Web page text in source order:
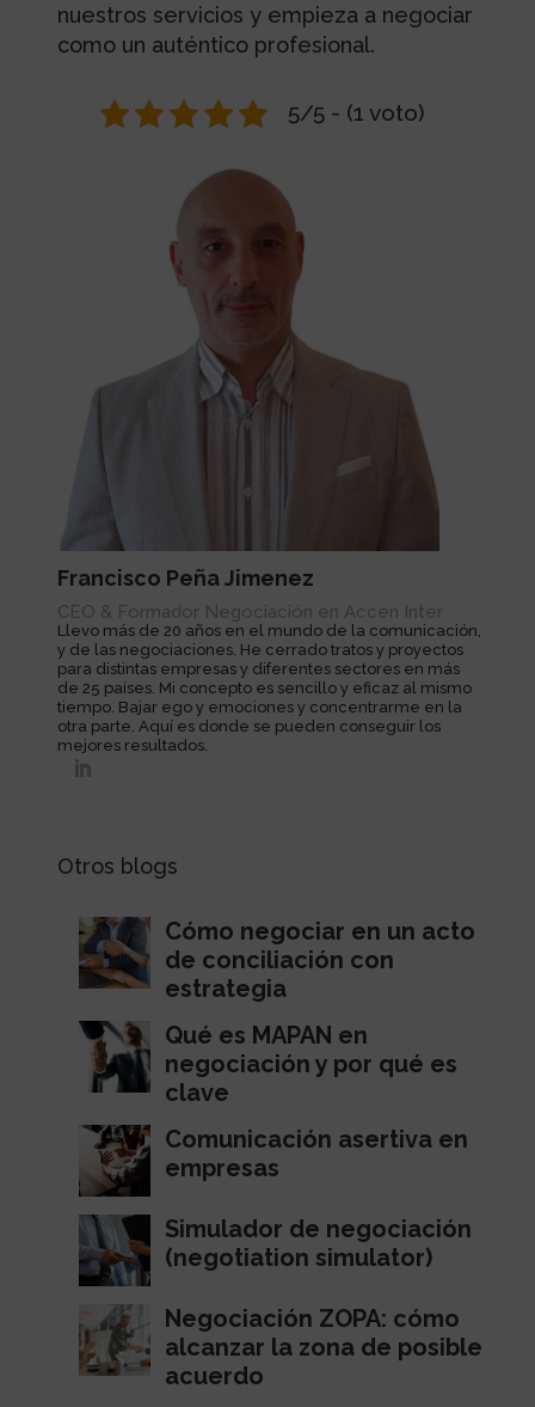
nuestros servicios y empieza a negociar
como un auténtico profesional.
5/5 - (1 voto)
Francisco Peña Jimenez
CEO & Formador Negociación en Accen Inter
Llevo más de 20 años en el mundo de la comunicación,
y de las negociaciones. He cerrado tratos y proyectos
para distintas empresas y diferentes sectores en más
de 25 países. Mi concepto es sencillo y eficaz al mismo
tiempo. Bajar ego y emociones y concentrarme en la
otra parte. Aquí es donde se pueden conseguir los
mejores resultados.
Otros blogs
Cómo negociar en un acto
de conciliación con
estrategia
Qué es MAPAN en
negociación y por qué es
clave
Comunicación asertiva en
empresas
Simulador de negociación
(negotiation simulator)
Negociación ZOPA: cómo
alcanzar la zona de posible
acuerdo